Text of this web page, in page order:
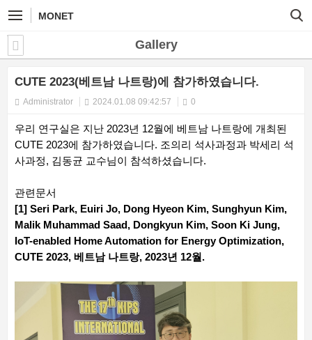
MONET
Gallery
CUTE 2023(베트남 나트랑)에 참가하였습니다.
Administrator 2024.01.08 09:42:57 0
우리 연구실은 지난 2023년 12월에 베트남 나트랑에 개최된
CUTE 2023에 참가하였습니다. 조의리 석사과정과 박세리 석
사과정, 김동균 교수님이 참석하셨습니다.
관련문서
[1] Seri Park, Euiri Jo, Dong Hyeon Kim, Sunghyun Kim,
Malik Muhammad Saad, Dongkyun Kim, Soon Ki Jung,
IoT-enabled Home Automation for Energy Optimization,
CUTE 2023, 베트남 나트랑, 2023년 12월.